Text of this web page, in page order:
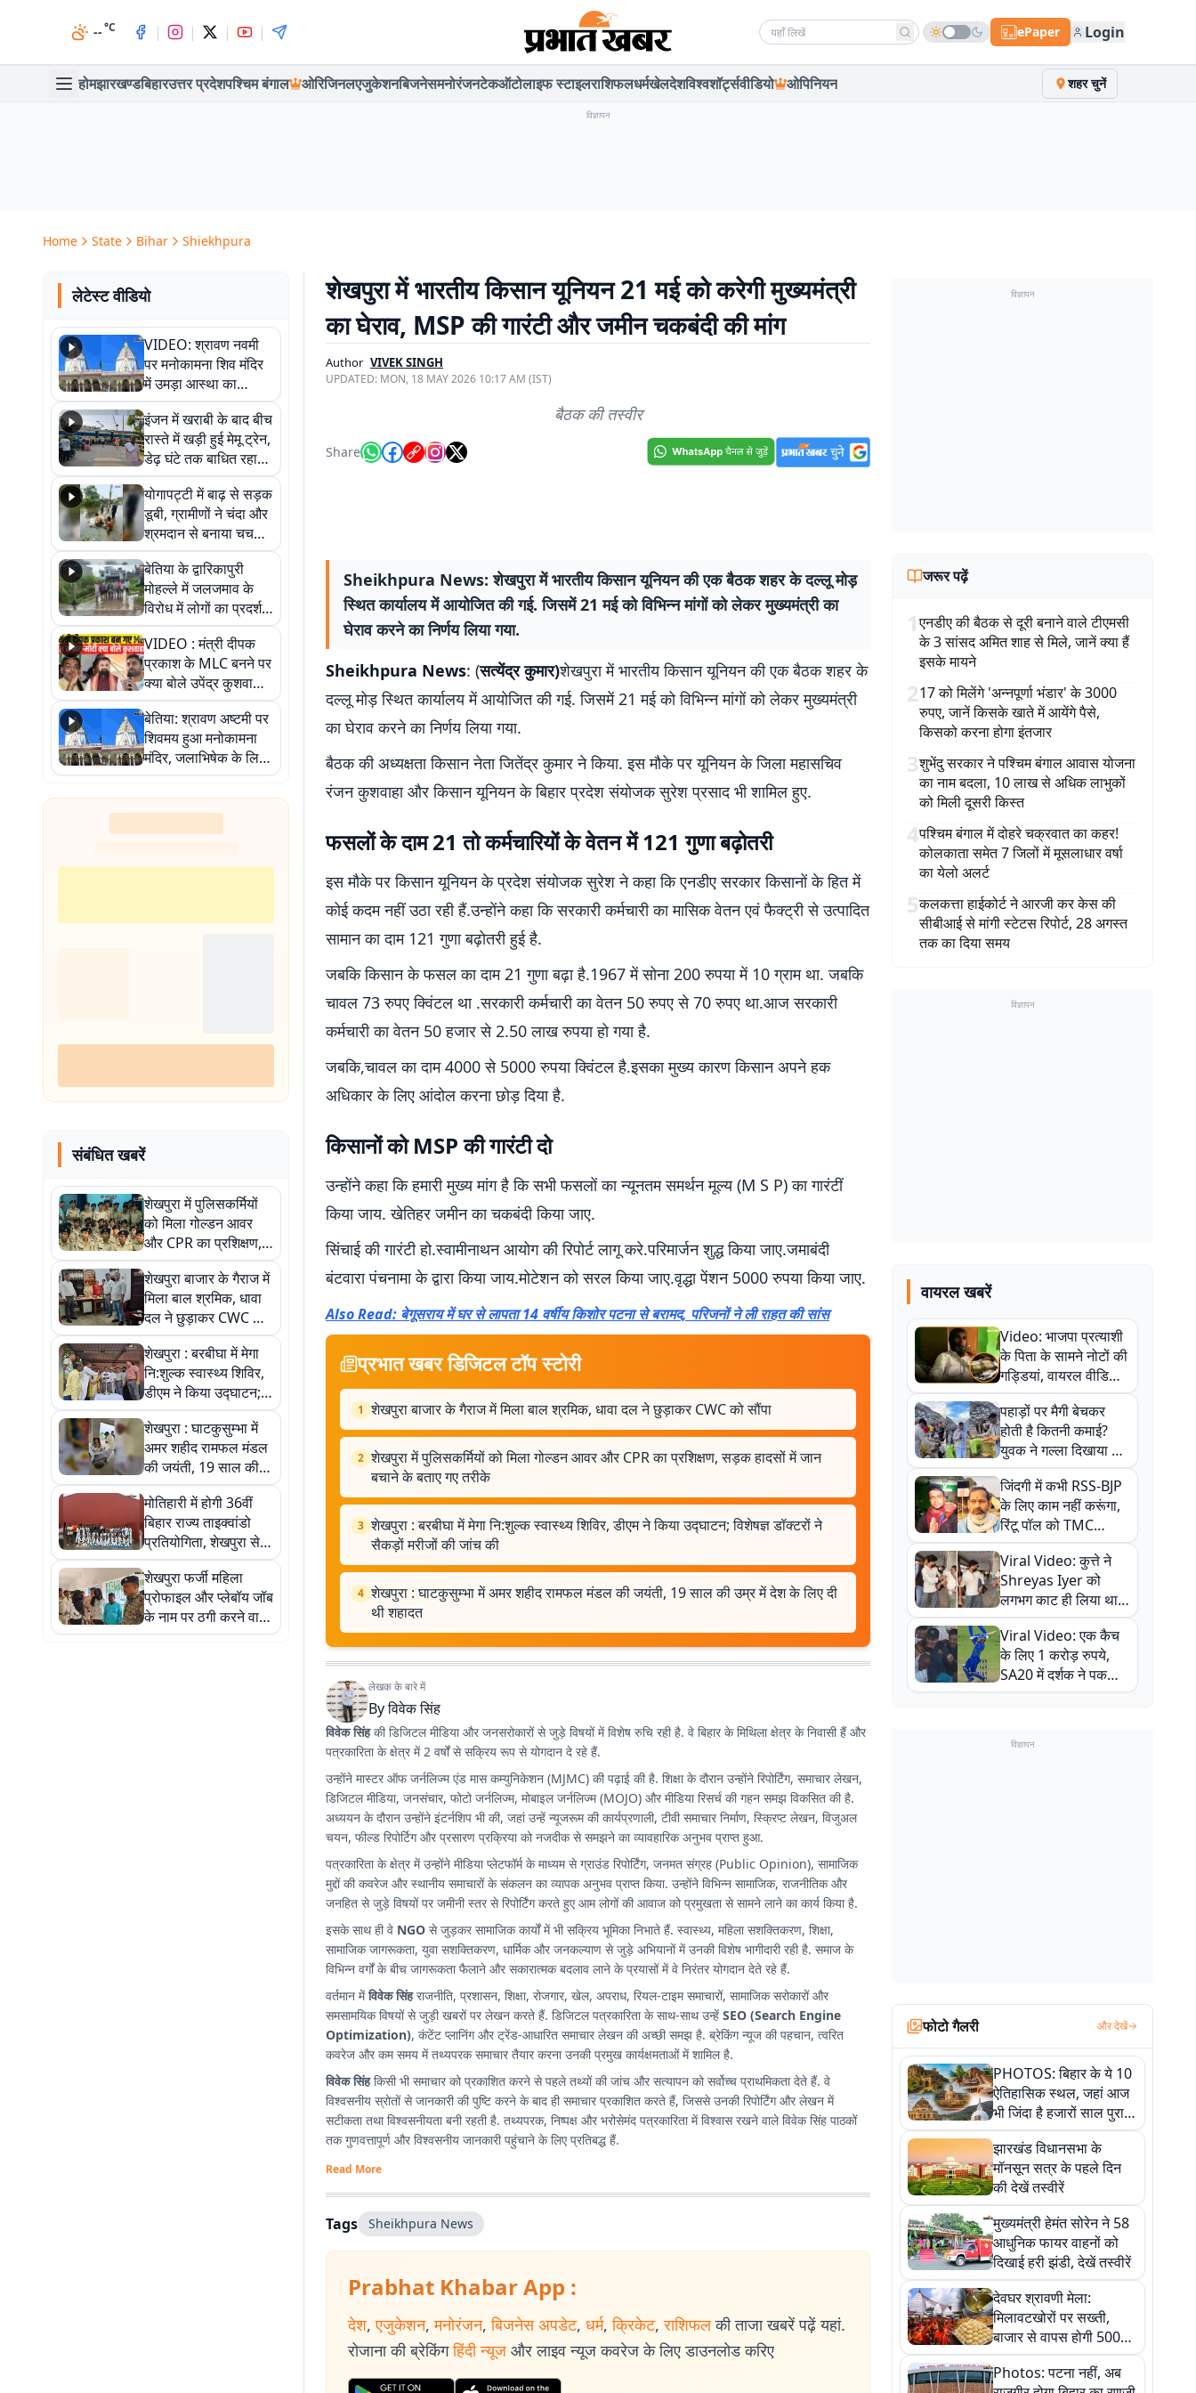
--°C | | | | Search news ePaper Login
होमझारखण्डबिहारउत्तर प्रदेशपश्चिम बंगाल ओरिजिनलएजुकेशनबिजनेसमनोरंजनटेकऑटोलाइफ स्टाइलराशिफलधर्मखेलदेशविश्वशॉर्ट्सवीडियो ओपिनियन शहर चुनें
विज्ञापन
Home State Bihar Shiekhpura
लेटेस्ट वीडियो
VIDEO: श्रावण नवमी
पर मनोकामना शिव मंदिर
में उमड़ा आस्था का
सैलाब, हर-हर महादेव के
जयघोष से गूंजा परिसर
इंजन में खराबी के बाद बीच
रास्ते में खड़ी हुई मेमू ट्रेन,
डेढ़ घंटे तक बाधित रहा
आवागमन
योगापट्टी में बाढ़ से सड़क
डूबी, ग्रामीणों ने चंदा और
श्रमदान से बनाया चचरी
पुल
बेतिया के द्वारिकापुरी
मोहल्ले में जलजमाव के
विरोध में लोगों का प्रदर्शन,
स्थायी समाधान की मांग
VIDEO : मंत्री दीपक
प्रकाश के MLC बनने पर
क्या बोले उपेंद्र कुशवाहा,
सुनिए
बेतिया: श्रावण अष्टमी पर
शिवमय हुआ मनोकामना
मंदिर, जलाभिषेक के लिए
लगी लंबी कतारें
संबंधित खबरें
शेखपुरा में पुलिसकर्मियों
को मिला गोल्डन आवर
और CPR का प्रशिक्षण,
सड़क हादसों में जान
बचाने के बताए गए तरीके
शेखपुरा बाजार के गैराज में
मिला बाल श्रमिक, धावा
दल ने छुड़ाकर CWC को
सौंपा
शेखपुरा : बरबीघा में मेगा
नि:शुल्क स्वास्थ्य शिविर,
डीएम ने किया उद्घाटन;
विशेषज्ञ डॉक्टरों ने सैकड़ों
मरीजों की जांच की
शेखपुरा : घाटकुसुम्भा में
अमर शहीद रामफल मंडल
की जयंती, 19 साल की
उम्र में देश के लिए दी थी
शहादत
मोतिहारी में होगी 36वीं
बिहार राज्य ताइक्वांडो
प्रतियोगिता, शेखपुरा से
28 खिलाड़ियों का चयन
शेखपुरा फर्जी महिला
प्रोफाइल और प्लेबॉय जॉब
के नाम पर ठगी करने वाले
8 साइबर ठग गिरफ्तार, 4
शेखपुरा में भारतीय किसान यूनियन 21 मई को करेगी मुख्यमंत्री
का घेराव, MSP की गारंटी और जमीन चकबंदी की मांग
Author VIVEK SINGH
UPDATED: MON, 18 MAY 2026 10:17 AM (IST)
बैठक की तस्वीर
Share
Sheikhpura News: शेखपुरा में भारतीय किसान यूनियन की एक बैठक शहर के दल्लू मोड़
स्थित कार्यालय में आयोजित की गई. जिसमें 21 मई को विभिन्न मांगों को लेकर मुख्यमंत्री का
घेराव करने का निर्णय लिया गया.
Sheikhpura News: (सत्येंद्र कुमार)शेखपुरा में भारतीय किसान यूनियन की एक बैठक शहर के
दल्लू मोड़ स्थित कार्यालय में आयोजित की गई. जिसमें 21 मई को विभिन्न मांगों को लेकर मुख्यमंत्री
का घेराव करने का निर्णय लिया गया.
बैठक की अध्यक्षता किसान नेता जितेंद्र कुमार ने किया. इस मौके पर यूनियन के जिला महासचिव
रंजन कुशवाहा और किसान यूनियन के बिहार प्रदेश संयोजक सुरेश प्रसाद भी शामिल हुए.
फसलों के दाम 21 तो कर्मचारियों के वेतन में 121 गुणा बढ़ोतरी
इस मौके पर किसान यूनियन के प्रदेश संयोजक सुरेश ने कहा कि एनडीए सरकार किसानों के हित में
कोई कदम नहीं उठा रही हैं.उन्होंने कहा कि सरकारी कर्मचारी का मासिक वेतन एवं फैक्ट्री से उत्पादित
सामान का दाम 121 गुणा बढ़ोतरी हुई है.
जबकि किसान के फसल का दाम 21 गुणा बढ़ा है.1967 में सोना 200 रुपया में 10 ग्राम था. जबकि
चावल 73 रुपए क्विंटल था .सरकारी कर्मचारी का वेतन 50 रुपए से 70 रुपए था.आज सरकारी
कर्मचारी का वेतन 50 हजार से 2.50 लाख रुपया हो गया है.
जबकि,चावल का दाम 4000 से 5000 रुपया क्विंटल है.इसका मुख्य कारण किसान अपने हक
अधिकार के लिए आंदोल करना छोड़ दिया है.
किसानों को MSP की गारंटी दो
उन्होंने कहा कि हमारी मुख्य मांग है कि सभी फसलों का न्यूनतम समर्थन मूल्य (M S P) का गारंटीं
किया जाय. खेतिहर जमीन का चकबंदी किया जाए.
सिंचाई की गारंटी हो.स्वामीनाथन आयोग की रिपोर्ट लागू करे.परिमार्जन शुद्ध किया जाए.जमाबंदी
बंटवारा पंचनामा के द्वारा किया जाय.मोटेशन को सरल किया जाए.वृद्धा पेंशन 5000 रुपया किया जाए.
Also Read: बेगूसराय में घर से लापता 14 वर्षीय किशोर पटना से बरामद, परिजनों ने ली राहत की सांस
प्रभात खबर डिजिटल टॉप स्टोरी
1 शेखपुरा बाजार के गैराज में मिला बाल श्रमिक, धावा दल ने छुड़ाकर CWC को सौंपा
2 शेखपुरा में पुलिसकर्मियों को मिला गोल्डन आवर और CPR का प्रशिक्षण, सड़क हादसों में जान
बचाने के बताए गए तरीके
3 शेखपुरा : बरबीघा में मेगा नि:शुल्क स्वास्थ्य शिविर, डीएम ने किया उद्घाटन; विशेषज्ञ डॉक्टरों ने
सैकड़ों मरीजों की जांच की
4 शेखपुरा : घाटकुसुम्भा में अमर शहीद रामफल मंडल की जयंती, 19 साल की उम्र में देश के लिए दी
थी शहादत
लेखक के बारे में
Byविवेक सिंह
विवेक सिंहकी डिजिटल मीडिया और जनसरोकारों से जुड़े विषयों में विशेष रुचि रही है. वे बिहार के मिथिला क्षेत्र के निवासी हैं और
पत्रकारिता के क्षेत्र में 2 वर्षों से सक्रिय रूप से योगदान दे रहे हैं.
उन्होंने मास्टर ऑफ जर्नलिज्म एंड मास कम्युनिकेशन (MJMC) की पढ़ाई की है. शिक्षा के दौरान उन्होंने रिपोर्टिंग, समाचार लेखन,
डिजिटल मीडिया, जनसंचार, फोटो जर्नलिज्म, मोबाइल जर्नलिज्म (MOJO) और मीडिया रिसर्च की गहन समझ विकसित की है.
अध्ययन के दौरान उन्होंने इंटर्नशिप भी की, जहां उन्हें न्यूजरूम की कार्यप्रणाली, टीवी समाचार निर्माण, स्क्रिप्ट लेखन, विजुअल
चयन, फील्ड रिपोर्टिग और प्रसारण प्रक्रिया को नजदीक से समझने का व्यावहारिक अनुभव प्राप्त हुआ.
पत्रकारिता के क्षेत्र में उन्होंने मीडिया प्लेटफॉर्म के माध्यम से ग्राउंड रिपोर्टिंग, जनमत संग्रह (Public Opinion), सामाजिक
मुद्दों की कवरेज और स्थानीय समाचारों के संकलन का व्यापक अनुभव प्राप्त किया. उन्होंने विभिन्न सामाजिक, राजनीतिक और
जनहित से जुड़े विषयों पर जमीनी स्तर से रिपोर्टिंग करते हुए आम लोगों की आवाज को प्रमुखता से सामने लाने का कार्य किया है.
इसके साथ ही वे NGO से जुड़कर सामाजिक कार्यों में भी सक्रिय भूमिका निभाते हैं. स्वास्थ्य, महिला सशक्तिकरण, शिक्षा,
सामाजिक जागरूकता, युवा सशक्तिकरण, धार्मिक और जनकल्याण से जुड़े अभियानों में उनकी विशेष भागीदारी रही है. समाज के
विभिन्न वर्गों के बीच जागरूकता फैलाने और सकारात्मक बदलाव लाने के प्रयासों में वे निरंतर योगदान देते रहे हैं.
वर्तमान मेंविवेक सिंहराजनीति, प्रशासन, शिक्षा, रोजगार, खेल, अपराध, रियल-टाइम समाचारों, सामाजिक सरोकारों और
समसामयिक विषयों से जुड़ी खबरों पर लेखन करते हैं. डिजिटल पत्रकारिता के साथ-साथ उन्हें SEO (Search Engine
Optimization), कंटेंट प्लानिंग और ट्रेंड-आधारित समाचार लेखन की अच्छी समझ है. ब्रेकिंग न्यूज की पहचान, त्वरित
कवरेज और कम समय में तथ्यपरक समाचार तैयार करना उनकी प्रमुख कार्यक्षमताओं में शामिल है.
विवेक सिंहकिसी भी समाचार को प्रकाशित करने से पहले तथ्यों की जांच और सत्यापन को सर्वोच्च प्राथमिकता देते हैं. वे
विश्वसनीय स्रोतों से जानकारी की पुष्टि करने के बाद ही समाचार प्रकाशित करते हैं, जिससे उनकी रिपोर्टिंग और लेखन में
सटीकता तथा विश्वसनीयता बनी रहती है. तथ्यपरक, निष्पक्ष और भरोसेमंद पत्रकारिता में विश्वास रखने वाले विवेक सिंह पाठकों
तक गुणवत्तापूर्ण और विश्वसनीय जानकारी पहुंचाने के लिए प्रतिबद्ध हैं.
Read More
Tags Sheikhpura News
Prabhat Khabar App :
देश, एजुकेशन, मनोरंजन, बिजनेस अपडेट, धर्म, क्रिकेट, राशिफल की ताजा खबरें पढ़ें यहां.
रोजाना की ब्रेकिंग हिंदी न्यूज और लाइव न्यूज कवरेज के लिए डाउनलोड करिए
विज्ञापन
जरूर पढ़ें
1एनडीए की बैठक से दूरी बनाने वाले टीएमसी
के 3 सांसद अमित शाह से मिले, जानें क्या हैं
इसके मायने
217 को मिलेंगे 'अन्नपूर्णा भंडार' के 3000
रुपए, जानें किसके खाते में आयेंगे पैसे,
किसको करना होगा इंतजार
3शुभेंदु सरकार ने पश्चिम बंगाल आवास योजना
का नाम बदला, 10 लाख से अधिक लाभुकों
को मिली दूसरी किस्त
4पश्चिम बंगाल में दोहरे चक्रवात का कहर!
कोलकाता समेत 7 जिलों में मूसलाधार वर्षा
का येलो अलर्ट
5कलकत्ता हाईकोर्ट ने आरजी कर केस की
सीबीआई से मांगी स्टेटस रिपोर्ट, 28 अगस्त
तक का दिया समय
विज्ञापन
वायरल खबरें
Video: भाजपा प्रत्याशी
के पिता के सामने नोटों की
गड्डियां, वायरल वीडियो
से राजनीति में उबाल,
अजित महतो बोले- TMC
की गंदी चाल
पहाड़ों पर मैगी बेचकर
होती है कितनी कमाई?
युवक ने गल्ला दिखाया तो
नौकरी वालों के खड़े हो गए
कान
जिंदगी में कभी RSS-BJP
के लिए काम नहीं करूंगा,
रिंटू पॉल को TMC
ऑफिस में ले जाकर पीटा,
Video वायरल
Viral Video: कुत्ते ने
Shreyas Iyer को
लगभग काट ही लिया था,
न्यूजीलैंड सीरीज से पहले
बाल-बाल बचे
Viral Video: एक कैच
के लिए 1 करोड़ रुपये,
SA20 में दर्शक ने पकड़ा
एक हाथ से गजब का कैच
विज्ञापन
फोटो गैलरी और देखें
PHOTOS: बिहार के ये 10
ऐतिहासिक स्थल, जहां आज
भी जिंदा है हजारों साल पुराना
इतिहास, एक बार जरूर घूमिए
झारखंड विधानसभा के
मॉनसून सत्र के पहले दिन
की देखें तस्वीरें
मुख्यमंत्री हेमंत सोरेन ने 58
आधुनिक फायर वाहनों को
दिखाई हरी झंडी, देखें तस्वीरें
देवघर श्रावणी मेला:
मिलावटखोरों पर सख्ती,
बाजार से वापस होगी 500
किलो संदिग्ध खाद्य सामग्री,
देखें तस्वीरें
Photos: पटना नहीं, अब